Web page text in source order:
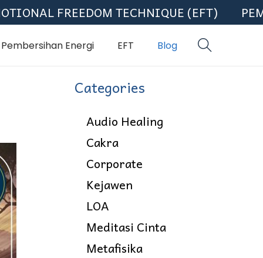
FREEDOM TECHNIQUE (EFT)
Pembersihan Energi EFT Blog
Categories
Audio Healing
Cakra
Corporate
Kejawen
LOA
Meditasi Cinta
Metafisika